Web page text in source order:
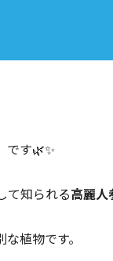
です🌿✨
て知られる高麗人
植物です。